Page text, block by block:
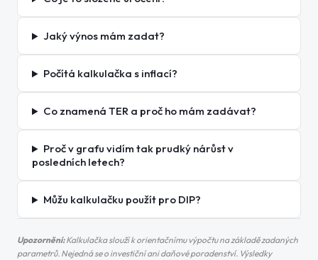
Jaký výnos mám zadat?
Počítá kalkulačka s inflací?
Co znamená TER a proč ho mám zadávat?
Proč v grafu vidím tak prudký nárůst v
posledních letech?
Můžu kalkulačku použít pro DIP?
Upozornění:Kalkulačka slouží k orientačnímu výpočtu na základě zadaných
parametrů. Nejedná se o investiční ani daňové poradenství. Výsledky